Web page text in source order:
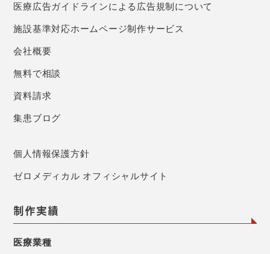
医療広告ガイドラインによる広告規制について
施設基準対応ホームページ制作サービス
会社概要
無料で相談
資料請求
集患ブログ
個人情報保護方針
ゼロメディカル オフィシャルサイト
制作実績
医療業種